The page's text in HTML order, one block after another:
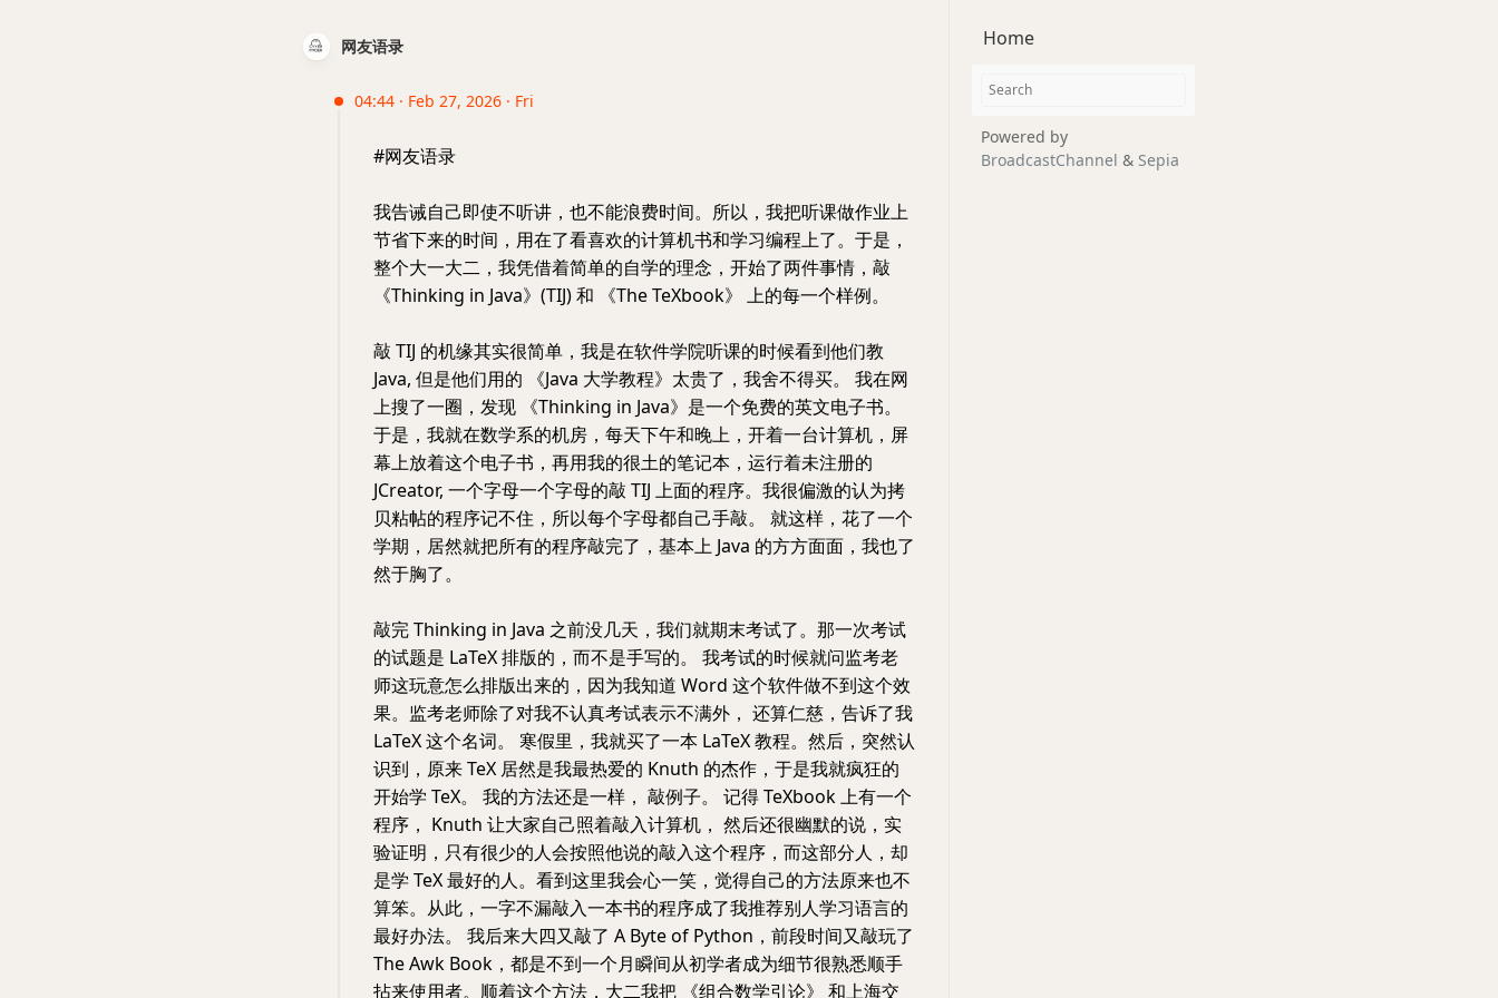
网友语录
04:44 · Feb 27, 2026 · Fri
#网友语录
我告诫自己即使不听讲，也不能浪费时间。所以，我把听课做作业上
节省下来的时间，用在了看喜欢的计算机书和学习编程上了。于是，
整个大一大二，我凭借着简单的自学的理念，开始了两件事情，敲
《Thinking in Java》(TIJ) 和 《The TeXbook》 上的每一个样例。
敲 TIJ 的机缘其实很简单，我是在软件学院听课的时候看到他们教
Java, 但是他们用的 《Java 大学教程》太贵了，我舍不得买。 我在网
上搜了一圈，发现 《Thinking in Java》是一个免费的英文电子书。
于是，我就在数学系的机房，每天下午和晚上，开着一台计算机，屏
幕上放着这个电子书，再用我的很土的笔记本，运行着未注册的
JCreator, 一个字母一个字母的敲 TIJ 上面的程序。我很偏激的认为拷
贝粘帖的程序记不住，所以每个字母都自己手敲。 就这样，花了一个
学期，居然就把所有的程序敲完了，基本上 Java 的方方面面，我也了
然于胸了。
敲完 Thinking in Java 之前没几天，我们就期末考试了。那一次考试
的试题是 LaTeX 排版的，而不是手写的。 我考试的时候就问监考老
师这玩意怎么排版出来的，因为我知道 Word 这个软件做不到这个效
果。监考老师除了对我不认真考试表示不满外， 还算仁慈，告诉了我
LaTeX 这个名词。 寒假里，我就买了一本 LaTeX 教程。然后，突然认
识到，原来 TeX 居然是我最热爱的 Knuth 的杰作，于是我就疯狂的
开始学 TeX。 我的方法还是一样， 敲例子。 记得 TeXbook 上有一个
程序， Knuth 让大家自己照着敲入计算机， 然后还很幽默的说，实
验证明，只有很少的人会按照他说的敲入这个程序，而这部分人，却
是学 TeX 最好的人。看到这里我会心一笑，觉得自己的方法原来也不
算笨。从此，一字不漏敲入一本书的程序成了我推荐别人学习语言的
最好办法。 我后来大四又敲了 A Byte of Python，前段时间又敲玩了
The Awk Book，都是不到一个月瞬间从初学者成为细节很熟悉顺手
拈来使用者。顺着这个方法，大二我把 《组合数学引论》 和上海交
Home
Powered by
BroadcastChannel & Sepia